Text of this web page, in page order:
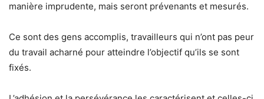
manière imprudente, mais seront prévenants et mesurés.
Ce sont des gens accomplis, travailleurs qui n’ont pas peur
du travail acharné pour atteindre l’objectif qu’ils se sont
fixés.